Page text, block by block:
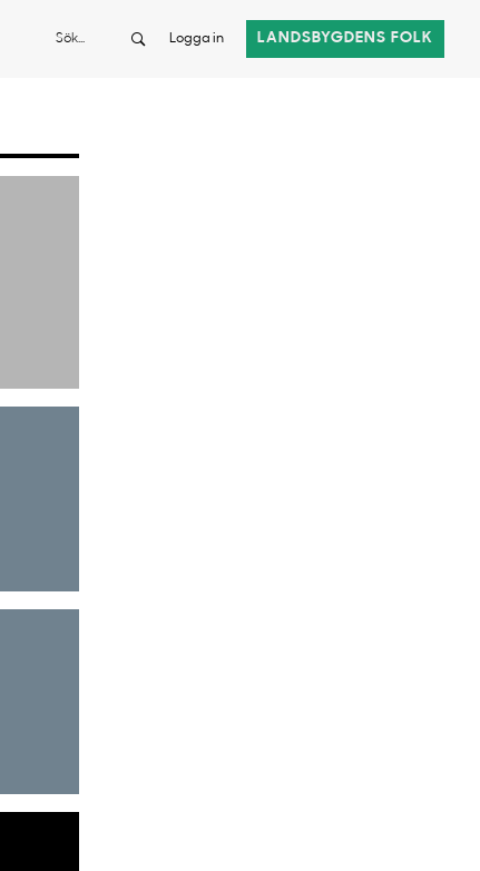
Sök Logga in LANDSBYGDENS FOLK